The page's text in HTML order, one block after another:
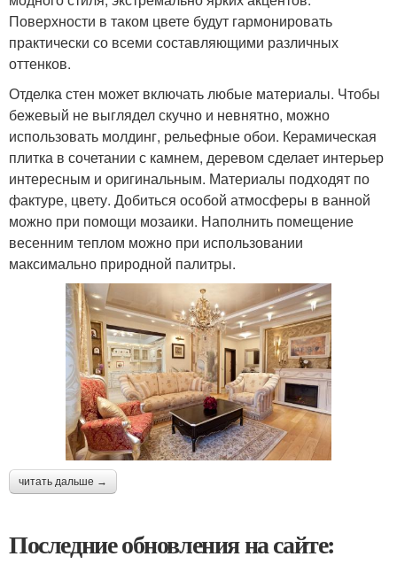
Поверхности в таком цвете будут гармонировать
практически со всеми составляющими различных
оттенков.
Отделка стен может включать любые материалы. Чтобы
бежевый не выглядел скучно и невнятно, можно
использовать молдинг, рельефные обои. Керамическая
плитка в сочетании с камнем, деревом сделает интерьер
интересным и оригинальным. Материалы подходят по
фактуре, цвету. Добиться особой атмосферы в ванной
можно при помощи мозаики. Наполнить помещение
весенним теплом можно при использовании
максимально природной палитры.
читать дальше →
Последние обновления на сайте: